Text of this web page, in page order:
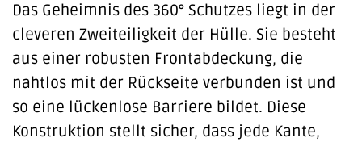
Das Geheimnis des 360° Schutzes liegt in der
cleveren Zweiteiligkeit der Hülle. Sie besteht
aus einer robusten Frontabdeckung, die
nahtlos mit der Rückseite verbunden ist und
so eine lückenlose Barriere bildet. Diese
Konstruktion stellt sicher, dass jede Kante,